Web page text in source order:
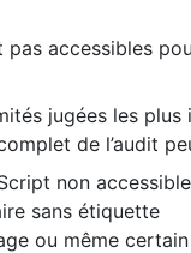
accessibles
jugées les
de l’audit
non
sans étiquette
ou même